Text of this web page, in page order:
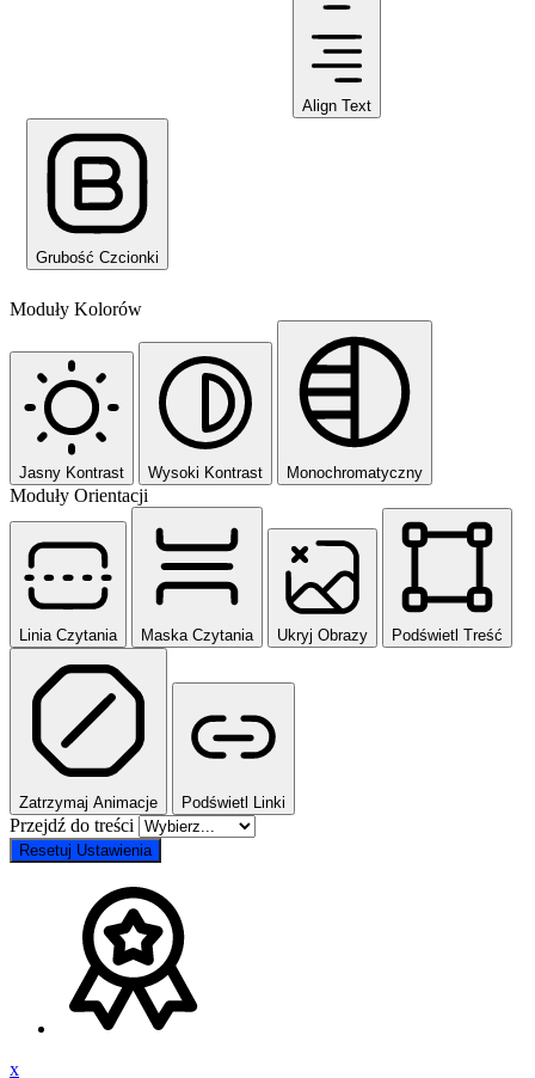
Align Text
Grubość Czcionki
Moduły Kolorów
Jasny Kontrast Wysoki Kontrast Monochromatyczny
Moduły Orientacji
Linia Czytania Maska Czytania Ukryj Obrazy Podświetl Treść
Zatrzymaj Animacje Podświetl Linki
Przejdź do treści
Resetuj Ustawienia
x